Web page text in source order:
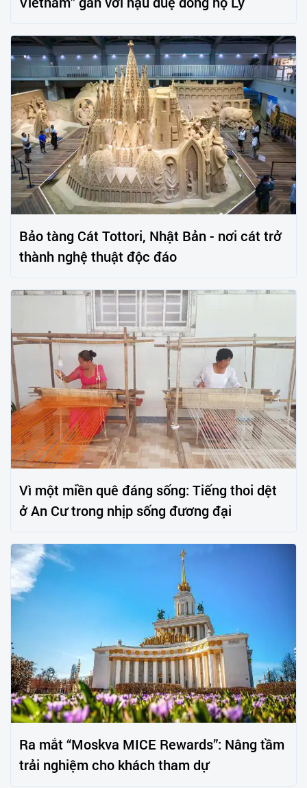
Bảo tàng Cát Tottori, Nhật Bản - nơi cát trở
thành nghệ thuật độc đáo
Vì một miền quê đáng sống: Tiếng thoi dệt
ở An Cư trong nhịp sống đương đại
Ra mắt “Moskva MICE Rewards”: Nâng tầm
trải nghiệm cho khách tham dự